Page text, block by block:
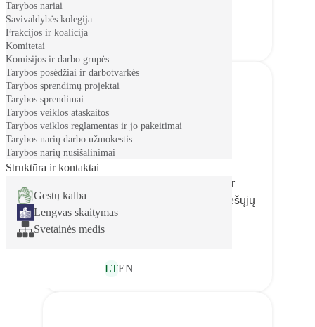
Tarybos nariai
Savivaldybės kolegija
Frakcijos ir koalicija
Komitetai
Komisijos ir darbo grupės
Tarybos posėdžiai ir darbotvarkės
Tarybos sprendimų projektai
Tarybos sprendimai
Tarybos veiklos ataskaitos
Tarybos veiklos reglamentas ir jo pakeitimai
Tarybos narių darbo užmokestis
Tarybos narių nusišalinimai
Struktūra ir kontaktai
Gestų kalba
Lengvas skaitymas
Svetainės medis
LTEN
Parduok Kazlų Rūdai
Savivaldybės administracijos ir
savivaldybės įstaigų bei įmonių viešųjų
pirkimų informacija